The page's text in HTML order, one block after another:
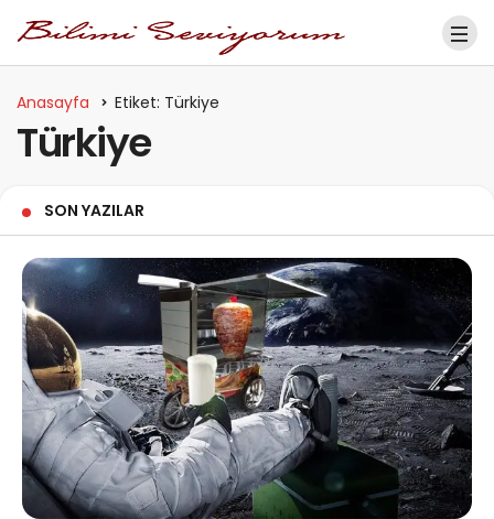
Anasayfa Etiket: Türkiye
Türkiye
SON YAZILAR